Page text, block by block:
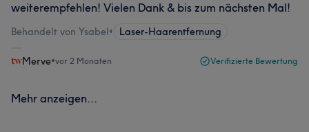
weiterempfehlen! Vielen Dank & bis zum nächsten Mal!
Behandelt von Ysabel• Laser-Haarentfernung
Merve•vor 2 Monaten Verifizierte Bewertung
Mehr anzeigen...